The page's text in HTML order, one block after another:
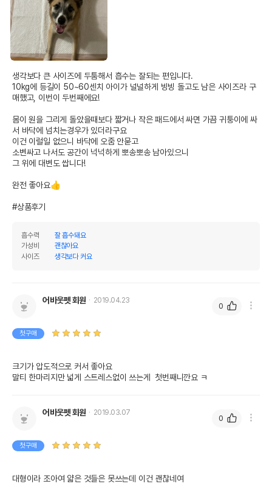
생각보다 큰 사이즈에 두툼해서 흡수는 잘되는 편입니다.
10kg에 등길이 50~60센치 아이가 널널하게 빙빙 돌고도 남은 사이즈라 구
매했고, 이번이 두번째에요!
몸이 원을 그리게 돌았을때보다 짧거나 작은 패드에서 싸면 가끔 귀퉁이에 싸
서 바닥에 넘치는경우가 있더라구요
이건 이럴일 없으니 바닥에 오줌 안묻고
소변싸고 나서도 공간이 넉넉하게 뽀송뽀송 남아있으니
그 위에 대변도 쌉니다!
완전 좋아요👍
#상품후기
흡수력
잘 흡수돼요
가성비
괜찮아요
사이즈
생각보다 커요
어바웃펫 회원 2019.04.23
첫구매
크기가 압도적으로 커서 좋아요
말티 한마리지만 넓게 스트레스없이 쓰는게  첫번째니깐요 ㅋ
0
어바웃펫 회원 2019.03.07
첫구매
대형이라 조아여 얇은 것들은 못쓰는데 이건 괜찮네여
0